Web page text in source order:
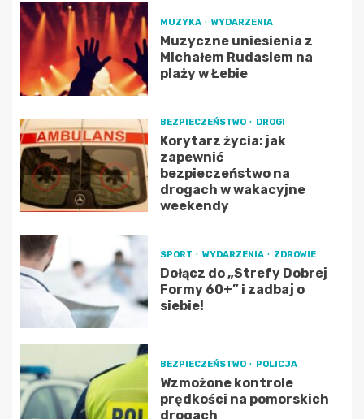
MUZYKA WYDARZENIA
Muzyczne uniesienia z
Michałem Rudasiem na
plaży w Łebie
BEZPIECZEŃSTWO DROGI
Korytarz życia: jak
zapewnić
bezpieczeństwo na
drogach w wakacyjne
weekendy
SPORT WYDARZENIA ZDROWIE
Dołącz do „Strefy Dobrej
Formy 60+” i zadbaj o
siebie!
BEZPIECZEŃSTWO POLICJA
Wzmożone kontrole
prędkości na pomorskich
drogach